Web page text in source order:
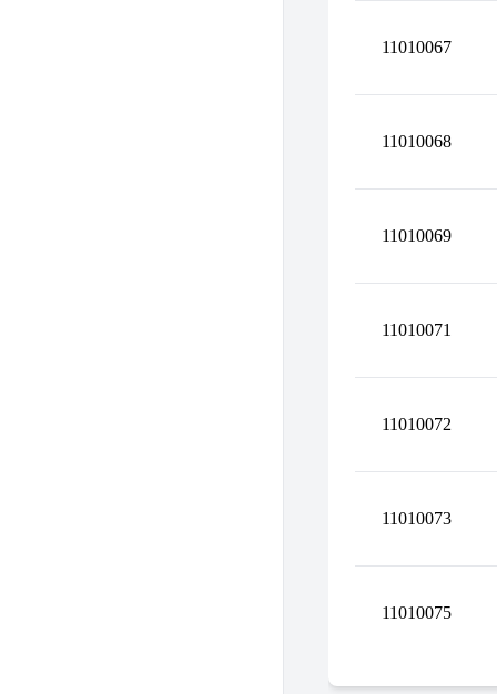
11010067
11010068
11010069
11010071
11010072
11010073
11010075